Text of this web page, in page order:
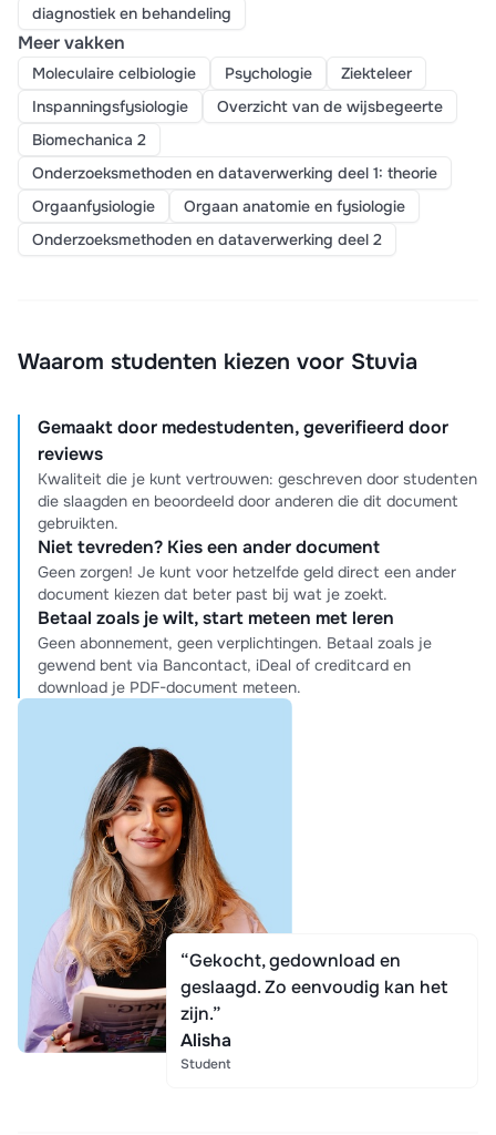
diagnostiek en behandeling
Meer vakken
Moleculaire celbiologie Psychologie
Ziekteleer
Inspanningsfysiologie
Overzicht van de wijsbegeerte
Biomechanica 2
Onderzoeksmethoden en dataverwerking deel 1: theorie
Orgaanfysiologie
Orgaan anatomie en fysiologie
Onderzoeksmethoden en dataverwerking deel 2
Waarom studenten kiezen voor Stuvia
Gemaakt door medestudenten, geverifieerd door
reviews
Kwaliteit die je kunt vertrouwen: geschreven door studenten
die slaagden en beoordeeld door anderen die dit document
gebruikten.
Niet tevreden? Kies een ander document
Geen zorgen! Je kunt voor hetzelfde geld direct een ander
document kiezen dat beter past bij wat je zoekt.
Betaal zoals je wilt, start meteen met leren
Geen abonnement, geen verplichtingen. Betaal zoals je
gewend bent via Bancontact, iDeal of creditcard en
download je PDF-document meteen.
“Gekocht, gedownload en
geslaagd. Zo eenvoudig kan het
zijn.”
Alisha
Student